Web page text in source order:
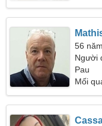
56
Người
Pau
Mối